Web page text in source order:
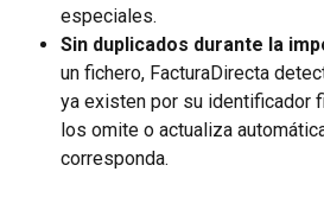
especiales.
Sin duplicados durante la
un fichero, FacturaDirecta
ya existen por su identificador
los omite o actualiza
corresponda.